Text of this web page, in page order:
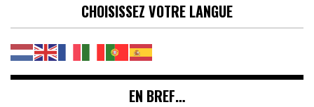
CHOISISSEZ VOTRE LANGUE
EN BREF…